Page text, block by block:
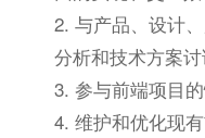
2. 与产品、设计
分析和技术方案讨
3. 参与前端项目
4. 维护和优化现